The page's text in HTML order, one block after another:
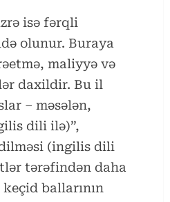
isə fərqli
olunur. Buraya
maliyyə və
daxildir. Bu il
– məsələn,
dili ilə)”,
(ingilis dili
tərəfindən daha
ballarının